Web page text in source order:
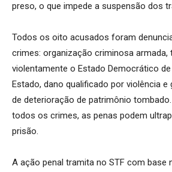
preso, o que impede a suspensão dos
Todos os oito acusados foram
crimes: organização criminosa armada,
violentamente o Estado Democrático de
Estado, dano qualificado por violência e
de deterioração de patrimônio
todos os crimes, as penas podem
prisão.
A ação penal tramita no STF com base